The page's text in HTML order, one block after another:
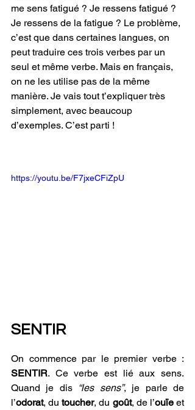
me sens fatigué ? Je ressens fatigué ?
Je ressens de la fatigue ? Le problème,
c’est que dans certaines langues, on
peut traduire ces trois verbes par un
seul et même verbe. Mais en français,
on ne les utilise pas de la même
manière. Je vais tout t’expliquer très
simplement, avec beaucoup
d’exemples. C’est parti !
https://youtu.be/F7jxeCFiZpU
SENTIR
SENTIR. Ce verbe est lié aux sens.
Quand je dis “les sens”, je parle de
l’odorat, du toucher, du goût, de l’ouïe et